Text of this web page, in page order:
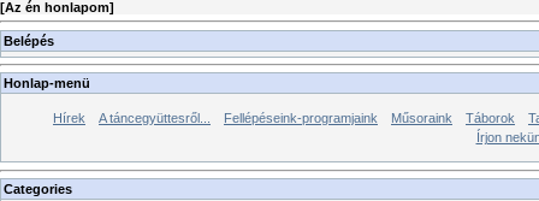
[Az én honlapom]
Belépés
Honlap-menü
Hírek A táncegyüttesről... Fellépéseink-programjaink Műsoraink Táborok
Írjon
Categories